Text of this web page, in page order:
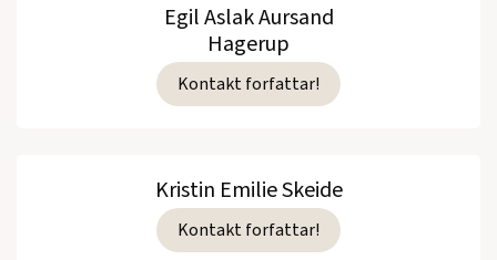
Egil Aslak Aursand
Hagerup
Kontakt forfattar!
Kristin Emilie Skeide
Kontakt forfattar!